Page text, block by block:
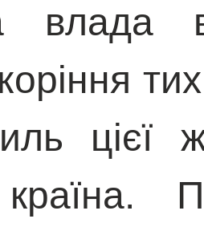
влада
цієї
країна.